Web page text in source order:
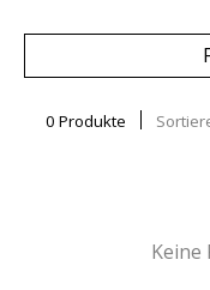
0 Produkte
Keine